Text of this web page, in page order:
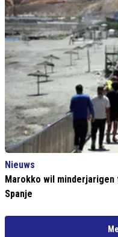
Nieuws
Marokko wil
Spanje